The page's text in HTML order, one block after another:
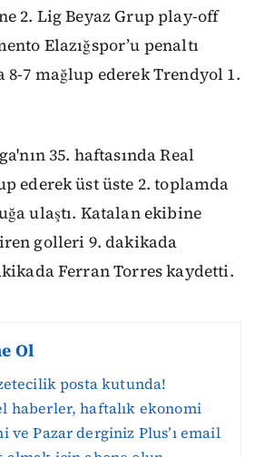
2. Lig Beyaz Grup play-off
Elazığspor’u penaltı
8-7 mağlup ederek Trendyol 1.
35. haftasında Real
ederek üst üste 2. toplamda
ulaştı. Katalan ekibine
golleri 9. dakikada
Ferran Torres kaydetti.
Ol
posta kutunda!
haberler, haftalık ekonomi
ve Pazar derginiz Plus’ı email